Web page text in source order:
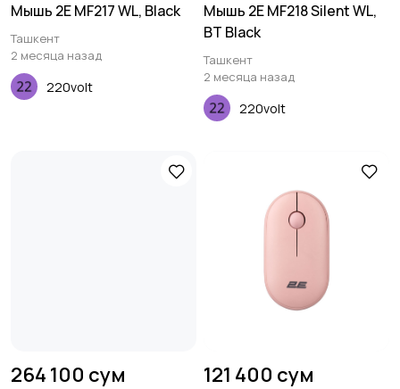
Мышь 2E MF217 WL, Black
Ташкент
2 месяца назад
220volt
Мышь 2E MF218 Silent WL,
BT Black
Ташкент
2 месяца назад
220volt
264 100 сум 121 400 сум